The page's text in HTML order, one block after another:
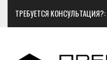
ТРЕБУЕТСЯ КОНСУЛЬТАЦИЯ?: